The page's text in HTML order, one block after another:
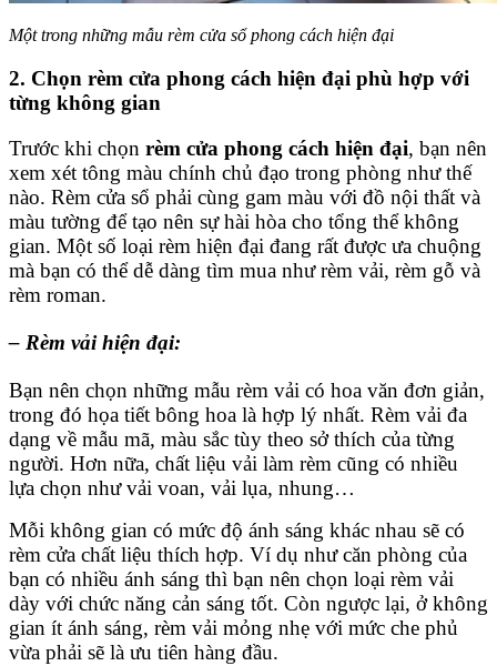
Một trong những mẫu rèm cửa sổ phong cách hiện đại
2. Chọn rèm cửa phong cách hiện đại phù hợp với
từng không gian
Trước khi chọn rèm cửa phong cách hiện đại, bạn nên
xem xét tông màu chính chủ đạo trong phòng như thế
nào. Rèm cửa sổ phải cùng gam màu với đồ nội thất và
màu tường để tạo nên sự hài hòa cho tổng thể không
gian. Một số loại rèm hiện đại đang rất được ưa chuộng
mà bạn có thể dễ dàng tìm mua như rèm vải, rèm gỗ và
rèm roman.
– Rèm vải hiện đại:
Bạn nên chọn những mẫu rèm vải có hoa văn đơn giản,
trong đó họa tiết bông hoa là hợp lý nhất. Rèm vải đa
dạng về mẫu mã, màu sắc tùy theo sở thích của từng
người. Hơn nữa, chất liệu vải làm rèm cũng có nhiều
lựa chọn như vải voan, vải lụa, nhung…
Mỗi không gian có mức độ ánh sáng khác nhau sẽ có
rèm cửa chất liệu thích hợp. Ví dụ như căn phòng của
bạn có nhiều ánh sáng thì bạn nên chọn loại rèm vải
dày với chức năng cản sáng tốt. Còn ngược lại, ở không
gian ít ánh sáng, rèm vải mỏng nhẹ với mức che phủ
vừa phải sẽ là ưu tiên hàng đầu.